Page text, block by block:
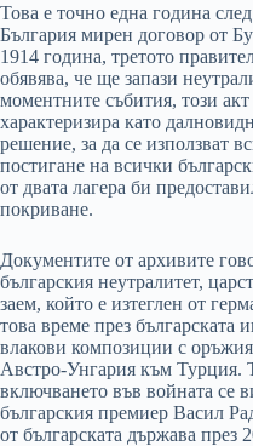
Това е точно една година
България мирен договор от
1914 година, третото
обявява, че ще запази
моментните събития, този
характеризира като
решение, за да се използват
постигане на всички
от двата лагера би
покриване.
Документите от архивите
българския неутралитет,
заем, който е изтеглен от
това време през българската
влакови композиции с
Австро-Унгария към Турция.
включването във войната се
българския премиер Васил
от българската държава през